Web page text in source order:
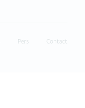
Pers Contact